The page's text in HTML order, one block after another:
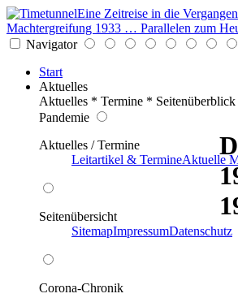
Eine Zeitreise in die
Machtergreifung 1933 … Parallelen zum
Navigator
Start
Aktuelles
Aktuelles * Termine *
Pandemie
Aktuelles / Termine
Leitartikel & TermineAktuelle
Seitenübersicht
SitemapImpressumDatenschutz
Corona-Chronik